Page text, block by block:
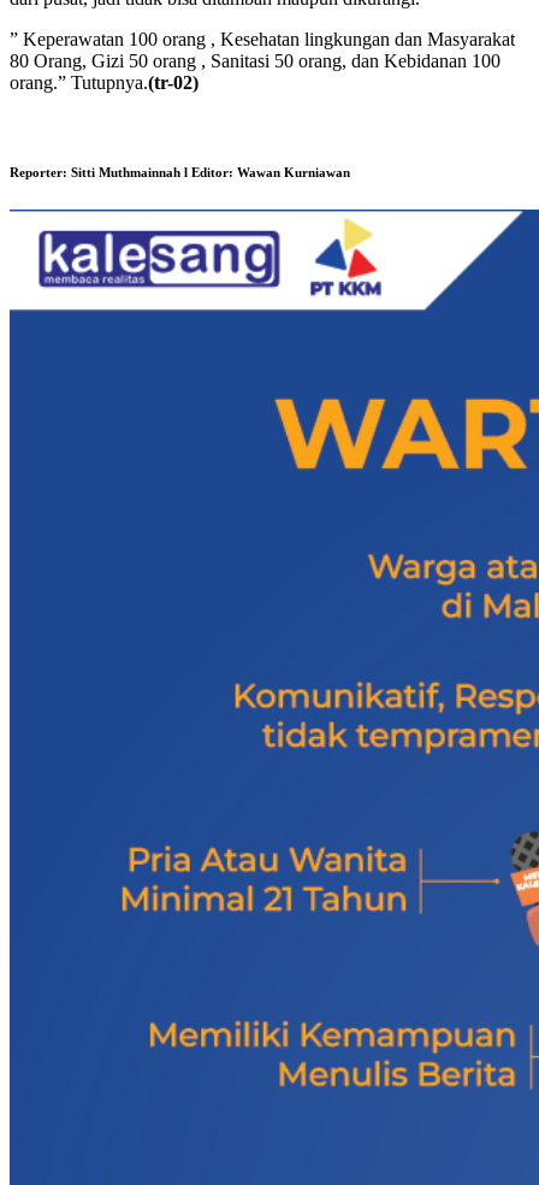
” Keperawatan 100 orang , Kesehatan lingkungan dan Masyarakat
80 Orang, Gizi 50 orang , Sanitasi 50 orang, dan Kebidanan 100
orang.” Tutupnya.(tr-02)
Reporter: Sitti Muthmainnah l Editor: Wawan Kurniawan